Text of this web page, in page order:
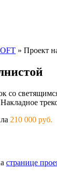
» Проект
со
210 000 руб.
странице